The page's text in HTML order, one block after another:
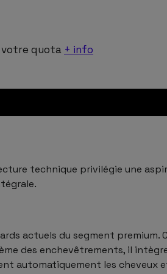
votre quota + info
technique privilégie une
actuels du segment premium.
des enchevêtrements, il
automatiquement les cheveux